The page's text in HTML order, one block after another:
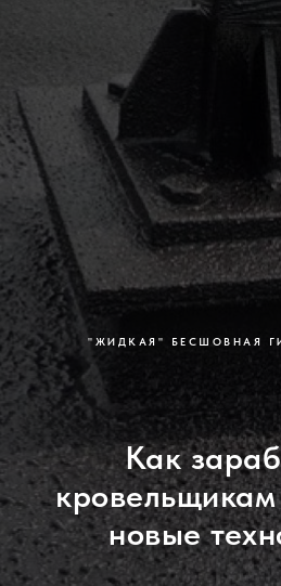
"ЖИДКАЯ" БЕСШОВНАЯ
Как
новые